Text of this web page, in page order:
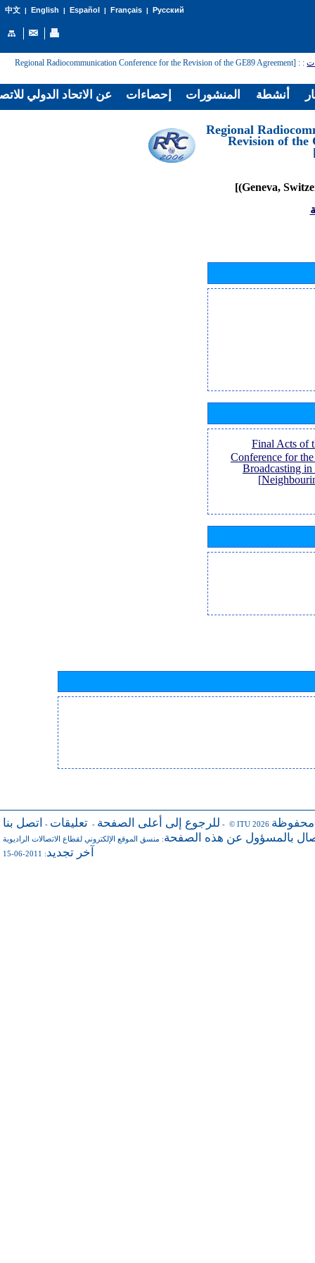
中文| English | Español | Français| Русский
:
: [Regional Radiocommunication Conference for the Revision of the GE89 Agreement
[Regional
Revision of the
[Final Acts of
Conference for
Broadcasting
للرجوع إلى أعلى الصفحة - تعليقات - اتصل بنا - © ITU 2026 محفوظة
بالمسؤول عن هذه الصفحة: منسق الموقع الإلكتروني لقطاع الاتصالات الراديوية
آخر تجديد: 2011-06-15
عن الاتحاد الدولي إحصاءات المنشورات أنشطة